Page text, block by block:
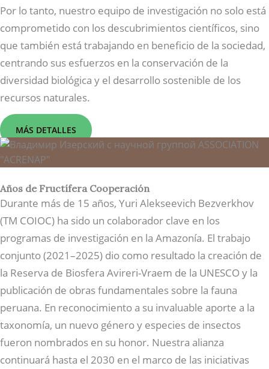
Por lo tanto, nuestro equipo de investigación no solo está
comprometido con los descubrimientos científicos, sino
que también está trabajando en beneficio de la sociedad,
centrando sus esfuerzos en la conservación de la
diversidad biológica y el desarrollo sostenible de los
recursos naturales.
MÁS DETALLES
Años de Fructífera Cooperación
Durante más de 15 años, Yuri Alekseevich Bezverkhov
(TM COIOC) ha sido un colaborador clave en los
programas de investigación en la Amazonía. El trabajo
conjunto (2021–2025) dio como resultado la creación de
la Reserva de Biosfera Avireri-Vraem de la UNESCO y la
publicación de obras fundamentales sobre la fauna
peruana. En reconocimiento a su invaluable aporte a la
taxonomía, un nuevo género y especies de insectos
fueron nombrados en su honor. Nuestra alianza
continuará hasta el 2030 en el marco de las iniciativas